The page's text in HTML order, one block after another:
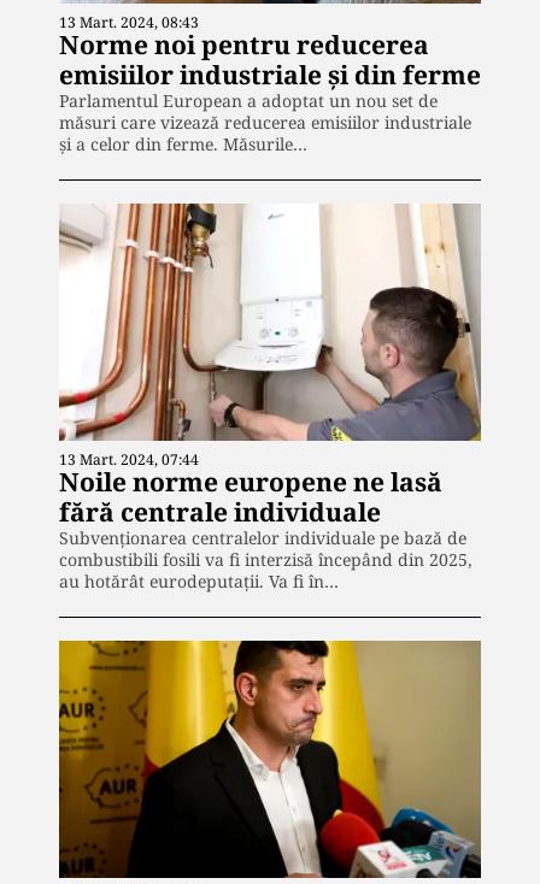
13 Mart. 2024, 08:43
Norme noi pentru reducerea
emisiilor industriale și din ferme
Parlamentul European a adoptat un nou set de
măsuri care vizează reducerea emisiilor industriale
și a celor din ferme. Măsurile…
13 Mart. 2024, 07:44
Noile norme europene ne lasă
fără centrale individuale
Subvenționarea centralelor individuale pe bază de
combustibili fosili va fi interzisă începând din 2025,
au hotărât eurodeputații. Va fi în…